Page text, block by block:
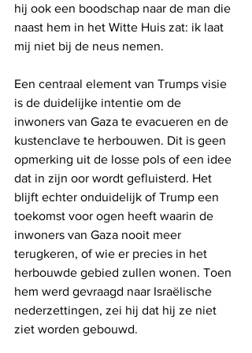
hij ook een boodschap naar de man die
naast hem in het Witte Huis zat: ik laat
mij niet bij de neus nemen.
Een centraal element van Trumps visie
is de duidelijke intentie om de
inwoners van Gaza te evacueren en de
kustenclave te herbouwen. Dit is geen
opmerking uit de losse pols of een idee
dat in zijn oor wordt gefluisterd. Het
blijft echter onduidelijk of Trump een
toekomst voor ogen heeft waarin de
inwoners van Gaza nooit meer
terugkeren, of wie er precies in het
herbouwde gebied zullen wonen. Toen
hem werd gevraagd naar Israëlische
nederzettingen, zei hij dat hij ze niet
ziet worden gebouwd.